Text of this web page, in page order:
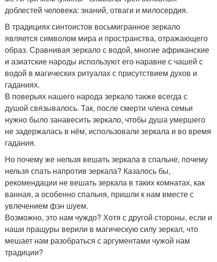
доблестей человека: знаний, отваги и милосердия.
В традициях синтоистов восьмигранное зеркало
является символом мира и пространства, отражающего
образ. Сравнивая зеркало с водой, многие африканские
и азиатские народы используют его наравне с чашей с
водой в магических ритуалах с присутствием духов и
гаданиях.
В поверьях нашего народа зеркало также всегда с
душой связывалось. Так, после смерти члена семьи
нужно было занавесить зеркало, чтобы душа умершего
не задержалась в нём, использовали зеркала и во время
гадания.
Но почему же нельзя вешать зеркала в спальне, почему
нельзя спать напротив зеркала? Казалось бы,
рекомендации не вешать зеркала в таких комнатах, как
ванная, а особенно спальня, пришли к нам вместе с
увлечением фэн шуем.
Возможно, это нам чуждо? Хотя с другой стороны, если и
наши пращуры верили в магическую силу зеркал, что
мешает нам разобраться с аргументами чужой нам
традиции?